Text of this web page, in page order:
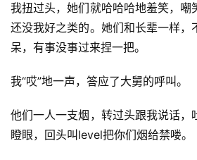
我扭过头，她们就哈哈哈地羞笑，嘲
还没我好之类的。她们和长辈一样，
呆，有事没事过来捏一把。
我“哎”地一声，答应了大舅的呼叫。
他们一人一支烟，转过头跟我说话，
瞪眼，回头叫level把你们烟给禁喽。